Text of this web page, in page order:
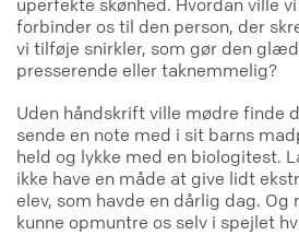
forbinder os til den person, der
vi tilføje snirkler, som gør den
presserende eller taknemmelig?
Uden håndskrift ville mødre finde
sende en note med i sit barns
held og lykke med en biologitest.
ikke have en måde at give lidt
elev, som havde en dårlig dag. Og
kunne opmuntre os selv i spejlet